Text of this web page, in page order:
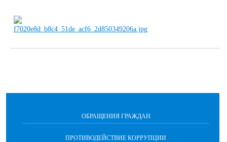
ОБРАЩЕНИЯ ГРАЖДАН
ПРОТИВОДЕЙСТВИЕ КОРРУПЦИИ